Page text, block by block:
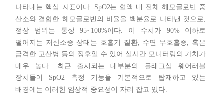
나타내는 핵심 지표이다. SpO2는 혈액 내 전체 헤모글로빈 중
산소와 결합한 헤모글로빈의 비율을 백분율로 나타낸 것으로,
정상 범위는 통상 95~100%이다. 이 수치가 90% 이하로
떨어지는 저산소증 상태는 호흡기 질환, 수면 무호흡증, 혹은
급격한 고산병 등의 징후일 수 있어 실시간 모니터링의 가치가
매우 높다. 최근 출시되는 대부분의 플래그십 웨어러블
장치들이 SpO2 측정 기능을 기본적으로 탑재하고 있는
배경에는 이러한 임상적 중요성이 자리 잡고 있다.